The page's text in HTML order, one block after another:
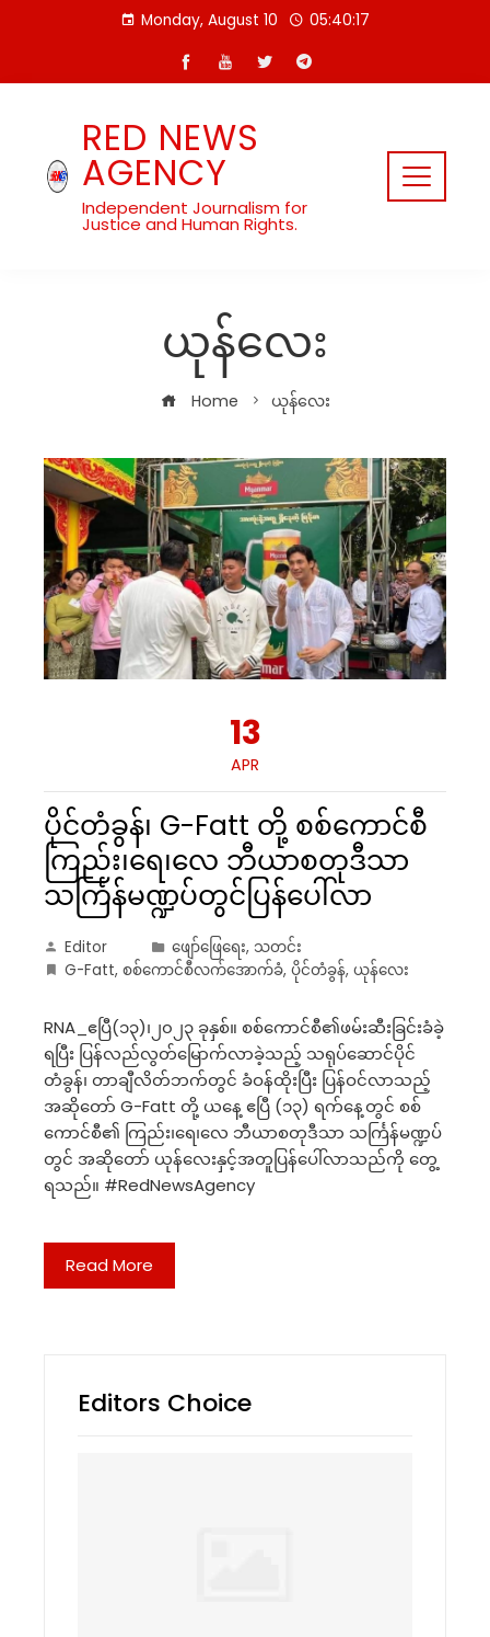
Monday, August 10 05:40:17
RED NEWS
AGENCY
Independent Journalism for
Justice and Human Rights.
ယုန်လေး
Home ယုန်လေး
13
APR
ပိုင်တံခွန်၊ G-Fatt တို့ စစ်ကောင်စီ
ကြည်း၊ရေ၊လေ ဘီယာစတုဒီသာ
သင်္ကြန်မဏ္ဍပ်တွင်ပြန်ပေါ်လာ
Editor ဖျော်ဖြေရေး, သတင်း
G-Fatt, စစ်ကောင်စီလက်အောက်ခံ, ပိုင်တံခွန်, ယုန်လေး
RNA_ဧပြီ(၁၃)၊၂၀၂၃ ခုနှစ်။ စစ်ကောင်စီ၏ဖမ်းဆီးခြင်းခံခဲ့
ရပြီး ပြန်လည်လွတ်မြောက်လာခဲ့သည့် သရုပ်ဆောင်ပိုင်
တံခွန်၊ တာချီလိတ်ဘက်တွင် ခံဝန်ထိုးပြီး ပြန်ဝင်လာသည့်
အဆိုတော် G-Fatt တို့ ယနေ့ ဧပြီ (၁၃) ရက်နေ့တွင် စစ်
ကောင်စီ၏ ကြည်း၊ရေ၊လေ ဘီယာစတုဒီသာ သင်္ကြန်မဏ္ဍပ်
တွင် အဆိုတော် ယုန်လေးနှင့်အတူပြန်ပေါ်လာသည်ကို တွေ့
ရသည်။ #RedNewsAgency
Read More
Editors Choice